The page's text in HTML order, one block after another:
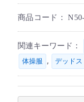
商品コード：
関連キーワード：
体操服 , デッドス